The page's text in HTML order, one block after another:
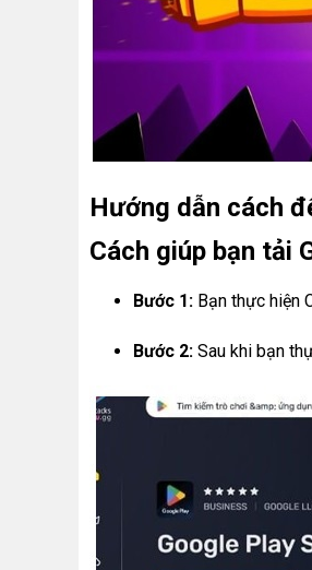
Hướng dẫn cách
Cách giúp bạn tải
Bước 1: Bạn thực hiện
Bước 2: Sau khi bạn